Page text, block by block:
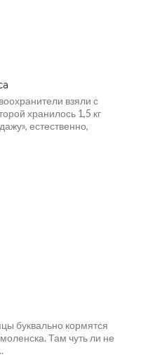
взяли с
хранилось 1,5 кг
естественно,
буквально кормятся
Там чуть ли не